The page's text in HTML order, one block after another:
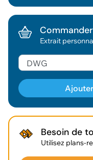
Commander
Extrait
Géodonnée
Besoin de
Utilisez plans-